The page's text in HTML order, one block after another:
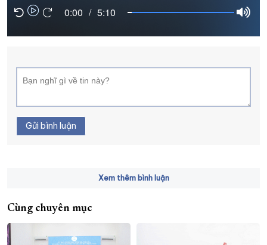
XÂY DỰNG KHÁNH HÒA TRỞ THÀNH THÀNH PHỐ TRỰC THUỘC
ĐẠI HỘI ĐẢNG CÁC CẤP TRANG CHỦ VỀ BÁO KHÁNH HÒA
0:00 / 5:10
Gửi bình luận
Xem thêm bình luận
Cùng chuyên mục